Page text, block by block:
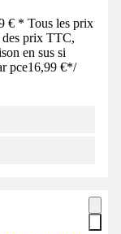
€ * Tous les prix
des prix TTC,
en sus si
pce16,99 €*/